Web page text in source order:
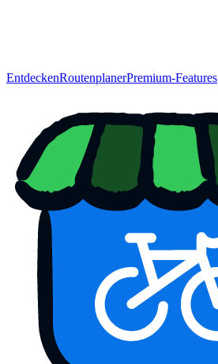
EntdeckenRoutenplanerPremium-Features